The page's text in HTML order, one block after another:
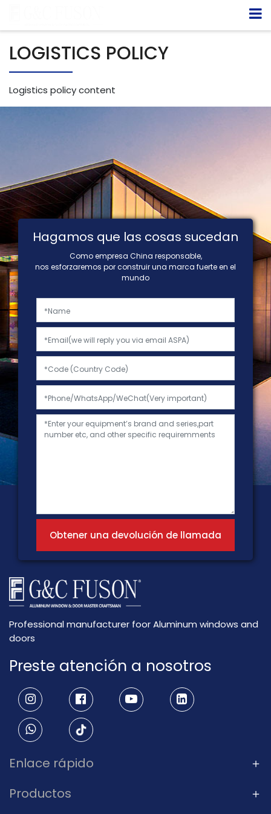
LOGISTICS POLICY
Logistics policy content
Hagamos que las cosas sucedan
Como empresa China responsable,
nos esforzaremos por construir una marca fuerte en el
mundo
Obtener una devolución de llamada
Professional manufacturer foor Aluminum windows and
doors
Preste atención a nosotros
Enlace rápido
Productos